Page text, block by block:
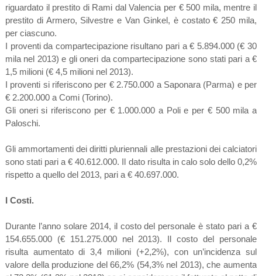
riguardato il prestito di Rami dal Valencia per € 500 mila, mentre il
prestito di Armero, Silvestre e Van Ginkel, è costato € 250 mila,
per ciascuno.
I proventi da compartecipazione risultano pari a € 5.894.000 (€ 30
mila nel 2013) e gli oneri da compartecipazione sono stati pari a €
1,5 milioni (€ 4,5 milioni nel 2013).
I proventi si riferiscono per € 2.750.000 a Saponara (Parma) e per
€ 2.200.000 a Comi (Torino).
Gli oneri si riferiscono per € 1.000.000 a Poli e per € 500 mila a
Paloschi.
Gli ammortamenti dei diritti pluriennali alle prestazioni dei calciatori
sono stati pari a € 40.612.000. Il dato risulta in calo solo dello 0,2%
rispetto a quello del 2013, pari a € 40.697.000.
I Costi.
Durante l’anno solare 2014, il costo del personale è stato pari a €
154.655.000 (€ 151.275.000 nel 2013). Il costo del personale
risulta aumentato di 3,4 milioni (+2,2%), con un’incidenza sul
valore della produzione del 66,2% (54,3% nel 2013), che aumenta